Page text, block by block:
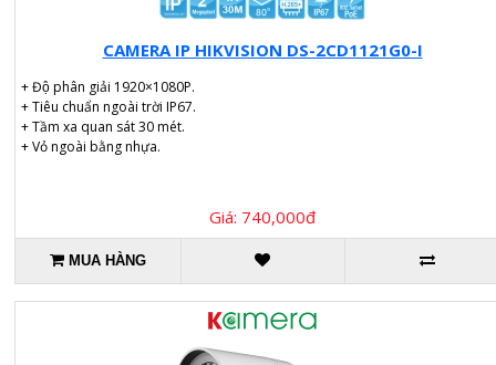
CAMERA IP HIKVISION DS-2CD1121G0-I
+ Độ phân giải 1920×1080P.
+ Tiêu chuẩn ngoài trời IP67.
+ Tầm xa quan sát 30 mét.
+ Vỏ ngoài bằng nhựa.
Giá: 740,000đ
MUA HÀNG